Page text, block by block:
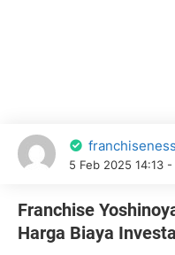
franchiseness
5 Feb 2025 14:13 -
Franchise
Harga Biaya